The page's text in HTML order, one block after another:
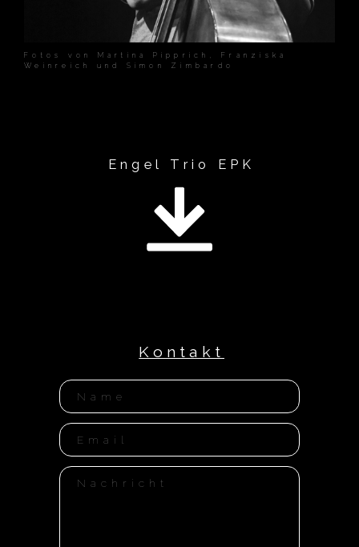
Fotos von Martina Pipprich, Franziska
Weinreich und Simon Zimbardo
Engel Trio EPK
Kontakt